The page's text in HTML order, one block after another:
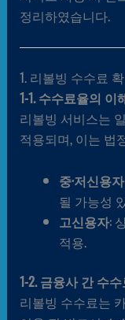
정리하였습니다.
1. 리볼빙 수수료
1-1. 수수료율의 이
리볼빙 서비스는
적용되며, 이는 법
중·저신용자
될 가능성
고신용자:
적용.
1-2. 금융사 간 수
리볼빙 수수료는